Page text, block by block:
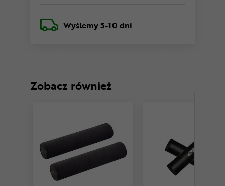
Wyślemy5-10 dni
Zobacz również